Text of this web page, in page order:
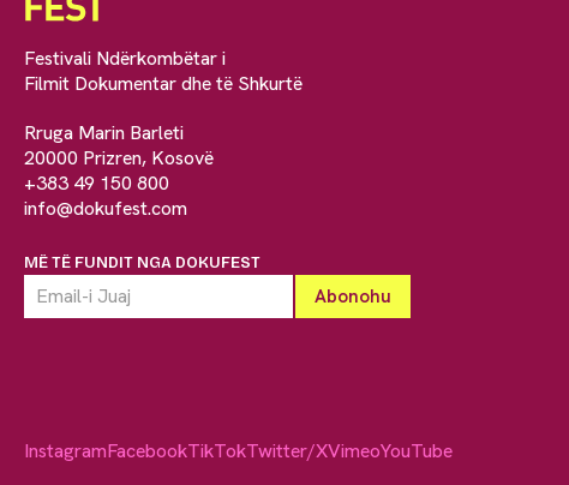
Festivali Ndërkombëtar i
Filmit Dokumentar dhe të Shkurtë
Rruga Marin Barleti
20000 Prizren, Kosovë
+383 49 150 800
info@dokufest.com
MË TË FUNDIT NGA DOKUFEST
InstagramFacebookTikTokTwitter/XVimeoYouTube